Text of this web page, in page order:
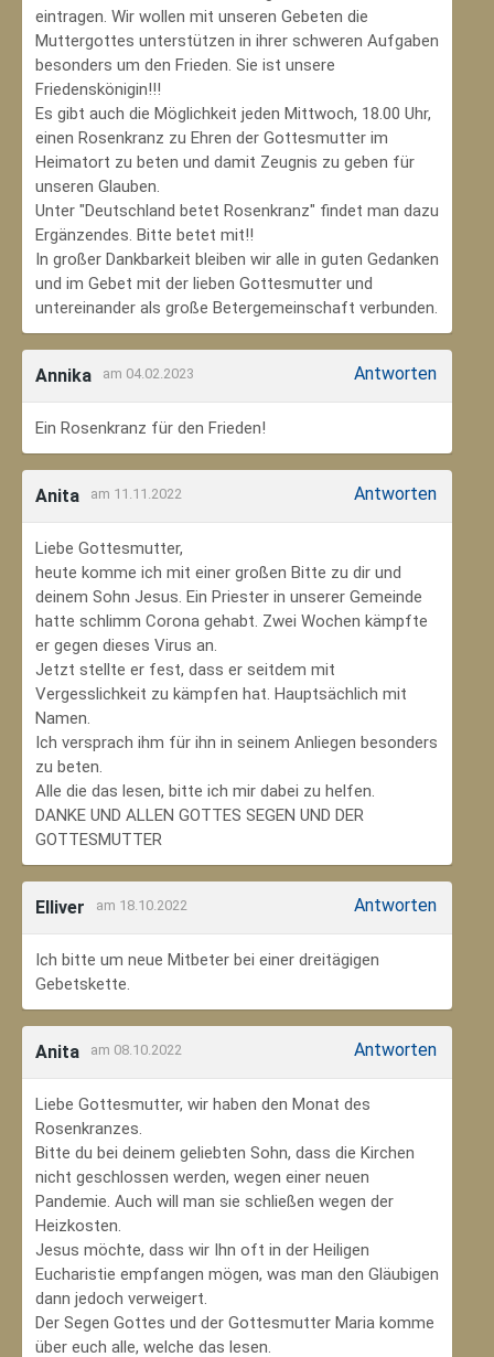
eintragen. Wir wollen mit unseren Gebeten die
Muttergottes unterstützen in ihrer schweren Aufgaben
besonders um den Frieden. Sie ist unsere
Friedenskönigin!!!
Es gibt auch die Möglichkeit jeden Mittwoch, 18.00 Uhr,
einen Rosenkranz zu Ehren der Gottesmutter im
Heimatort zu beten und damit Zeugnis zu geben für
unseren Glauben.
Unter "Deutschland betet Rosenkranz" findet man dazu
Ergänzendes. Bitte betet mit!!
In großer Dankbarkeit bleiben wir alle in guten Gedanken
und im Gebet mit der lieben Gottesmutter und
untereinander als große Betergemeinschaft verbunden.
Annika am 04.02.2023 Antworten
Ein Rosenkranz für den Frieden!
Anita am 11.11.2022 Antworten
Liebe Gottesmutter,
heute komme ich mit einer großen Bitte zu dir und
deinem Sohn Jesus. Ein Priester in unserer Gemeinde
hatte schlimm Corona gehabt. Zwei Wochen kämpfte
er gegen dieses Virus an.
Jetzt stellte er fest, dass er seitdem mit
Vergesslichkeit zu kämpfen hat. Hauptsächlich mit
Namen.
Ich versprach ihm für ihn in seinem Anliegen besonders
zu beten.
Alle die das lesen, bitte ich mir dabei zu helfen.
DANKE UND ALLEN GOTTES SEGEN UND DER
GOTTESMUTTER
Elliver am 18.10.2022 Antworten
Ich bitte um neue Mitbeter bei einer dreitägigen
Gebetskette.
Anita am 08.10.2022 Antworten
Liebe Gottesmutter, wir haben den Monat des
Rosenkranzes.
Bitte du bei deinem geliebten Sohn, dass die Kirchen
nicht geschlossen werden, wegen einer neuen
Pandemie. Auch will man sie schließen wegen der
Heizkosten.
Jesus möchte, dass wir Ihn oft in der Heiligen
Eucharistie empfangen mögen, was man den Gläubigen
dann jedoch verweigert.
Der Segen Gottes und der Gottesmutter Maria komme
über euch alle, welche das lesen.